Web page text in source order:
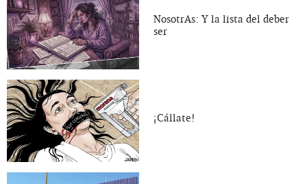
NosotrAs: Y la lista del deber
ser
¡Cállate!